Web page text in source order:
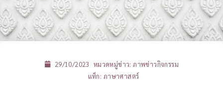
29/10/2023 หมวดหมู่ข่าว:ภาพข่าวกิจกรรม
แท็ก: ภาษาศาสตร์